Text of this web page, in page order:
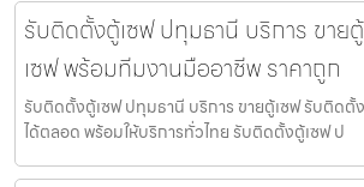
รับติดตั้งตู้เซฟ ปทุมธานี บริการ ขาย
เซฟ พร้อมทีมงานมืออาชีพ ราคาถูก
รับติดตั้งตู้เซฟ ปทุมธานี บริการ ขายตู้เซฟ รับติด
ได้ตลอด พร้อมให้บริการทั่วไทย รับติดตั้งตู้เซฟ ป